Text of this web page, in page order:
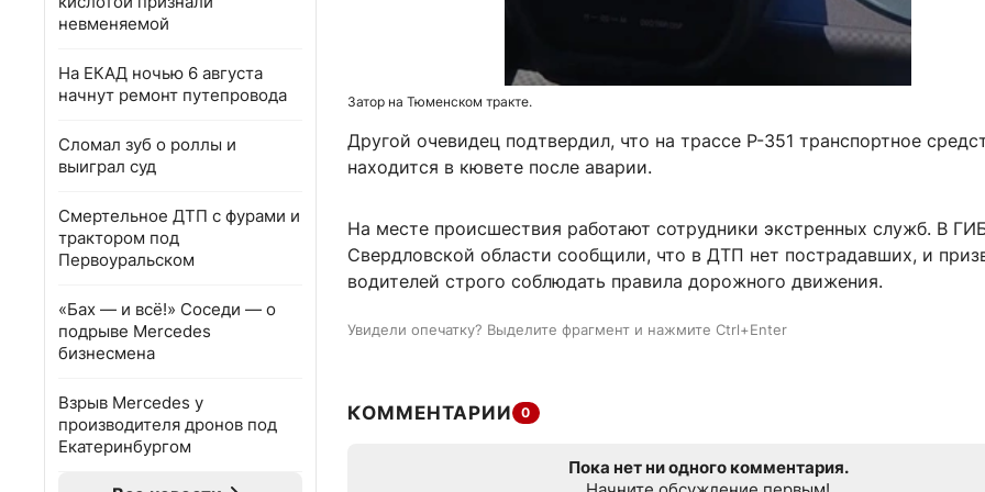
невменяемой
На ЕКАД ночью 6 августа
начнут ремонт путепровода
Сломал зуб о роллы и
выиграл суд
Смертельное ДТП с фурами и
трактором под
Первоуральском
«Бах — и всё!» Соседи — о
подрыве Mercedes
бизнесмена
Взрыв Mercedes у
производителя дронов под
Екатеринбургом
Затор на Тюменском тракте.
Другой очевидец подтвердил, что на трассе Р-351 транспортное
находится в кювете после аварии.
На месте происшествия работают сотрудники экстренных служб. В
Свердловской области сообщили, что в ДТП нет пострадавших, и
водителей строго соблюдать правила дорожного движения.
Увидели опечатку? Выделите фрагмент и нажмите Ctrl+Enter
КОММЕНТАРИИ 0
Пока нет ни одного комментария.